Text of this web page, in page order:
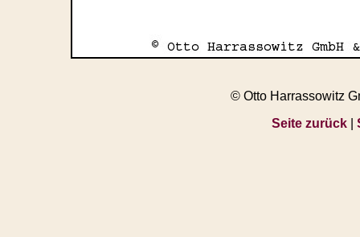
© Otto Harrassowitz
Seite zurück|